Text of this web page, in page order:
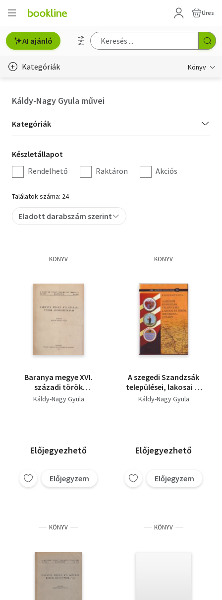
Üres
AI ajánló
Kategóriák Könyv
Hobbi, szabadidő
Irodalom
Művészet
Szakkönyv
Tankönyv, segédkönyv
Társadalomtudomány
Természettudomány
Káldy-Nagy Gyula művei
Kategória
szűrés
Kategóriák
Készletállapot
szűrés
Készletállapot
Rendelhető
Raktáron Akciós
Találatok száma: 24
Eladott darabszám szerint
KÖNYV
Baranya megye XVI.
századi török
adóösszeírásai
Káldy-Nagy Gyula
Előjegyezhető
Előjegyzem
KÖNYV
A szegedi Szandzsák
települései, lakosai és
török birtokosai 1570-
Káldy-Nagy Gyula
Előjegyezhető
Előjegyzem
KÖNYV KÖNYV